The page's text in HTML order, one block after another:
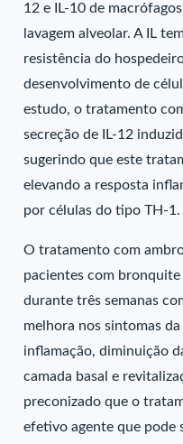
12 e IL-10 de
lavagem alveolar. A IL
resistência do
desenvolvimento de
estudo, o tratamento
secreção de IL-12
sugerindo que este
elevando a resposta
por células do tipo TH-1.
O tratamento com
pacientes com
durante três semanas
melhora nos sintomas
inflamação, diminuição
camada basal e
preconizado que o
efetivo agente que pode